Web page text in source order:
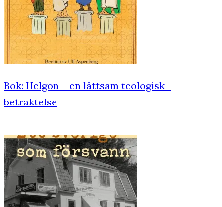
Bok: Helgon – en lättsam teologisk ­
betraktelse